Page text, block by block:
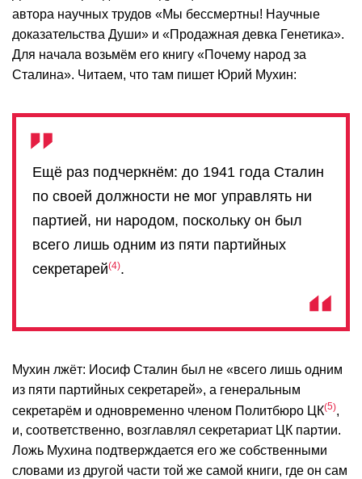
автора научных трудов «Мы бессмертны! Научные
доказательства Души» и «Продажная девка Генетика».
Для начала возьмём его книгу «Почему народ за
Сталина». Читаем, что там пишет Юрий Мухин:
Ещё раз подчеркнём: до 1941 года Сталин
по своей должности не мог управлять ни
партией, ни народом, поскольку он был
всего лишь одним из пяти партийных
секретарей 4 .
Мухин лжёт: Иосиф Сталин был не «всего лишь одним
из пяти партийных секретарей», а генеральным
секретарём и одновременно членом Политбюро ЦК 5
и, соответственно, возглавлял секретариат ЦК партии.
Ложь Мухина подтверждается его же собственными
словами из другой части той же самой книги, где он сам